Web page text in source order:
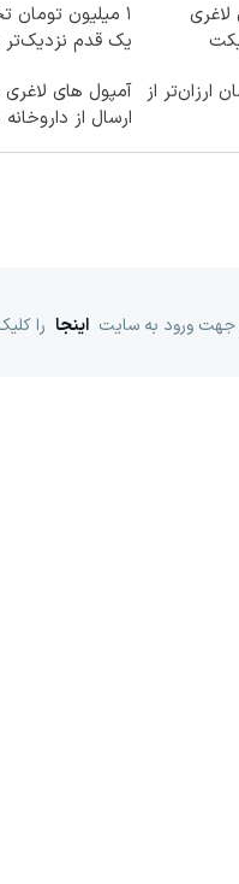
لاغری
۱ میلیون
یک قدم
تومان ارزان‌تر از آمپول های
ارسال از
جهت ورود به سایت اینجا را